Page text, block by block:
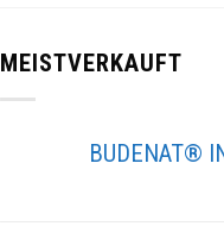
MEISTVERKAUFT
BUDENAT®